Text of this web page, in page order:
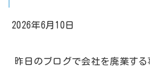
2026年6月10日
昨日のブログで会社を廃業する